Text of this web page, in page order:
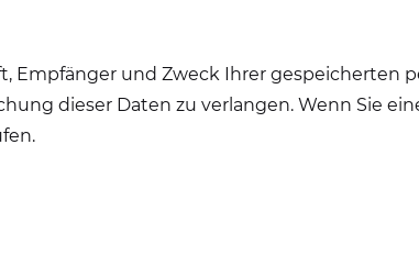
und Zweck Ihrer gespeicherten
dieser Daten zu verlangen. Wenn Sie